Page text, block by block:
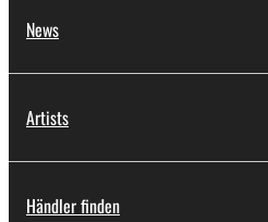
News
Artists
Händler finden